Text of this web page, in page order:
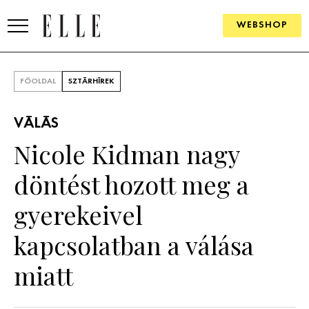
WEBSHOP
SZÉPSÉG
PSZICHÉ
ÉLETMÓD
FŐOLDAL SZTÁRHÍREK
VÁLÁS
Nicole Kidman nagy
döntést hozott meg a
gyerekeivel
kapcsolatban a válása
miatt